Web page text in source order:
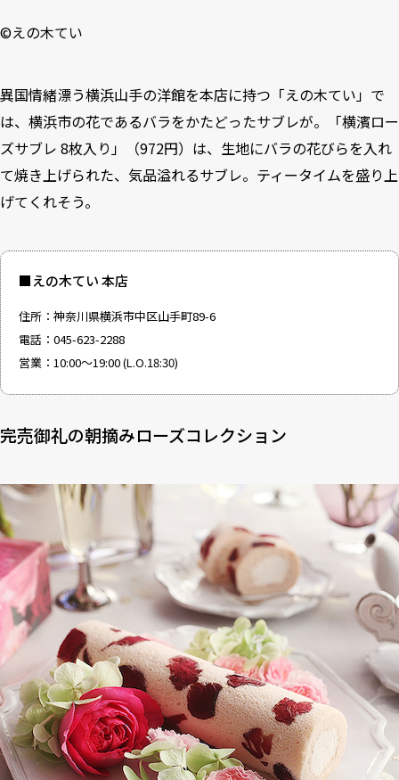
©えの木てい
異国情緒漂う横浜山手の洋館を本店に持つ「えの木てい」で
は、横浜市の花であるバラをかたどったサブレが。「横濱ロー
ズサブレ 8枚入り」（972円）は、生地にバラの花びらを入れ
て焼き上げられた、気品溢れるサブレ。ティータイムを盛り上
げてくれそう。
■えの木てい 本店
住所：神奈川県横浜市中区山手町89-6
電話：045-623-2288
営業：10:00～19:00 (L.O.18:30)
完売御礼の朝摘みローズコレクション